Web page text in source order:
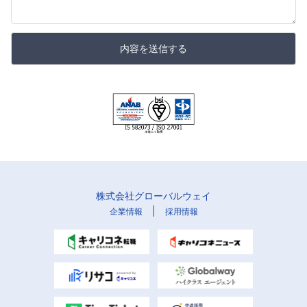
内容を送信する
株式会社グローバルウェイ
企業情報 採用情報